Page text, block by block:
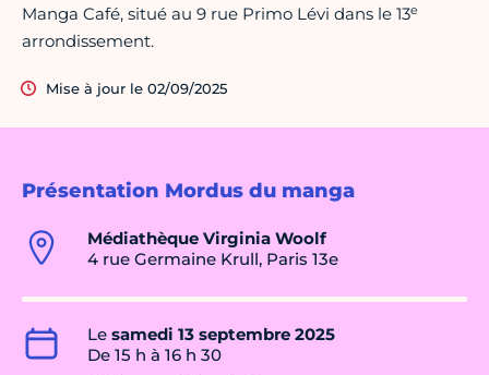
Présentation Mordus du manga
Médiathèque Virginia Woolf
4 rue Germaine Krull, Paris 13e
Le samedi 13 septembre 2025
De 15 h à 16 h 30
Manga Café, situé au 9 rue Primo Lévi dans le 13e
arrondissement.
Mise à jour le 02/09/2025